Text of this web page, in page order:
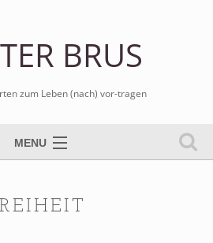
BRUS
zum Leben (nach) vor-tragen
MENU